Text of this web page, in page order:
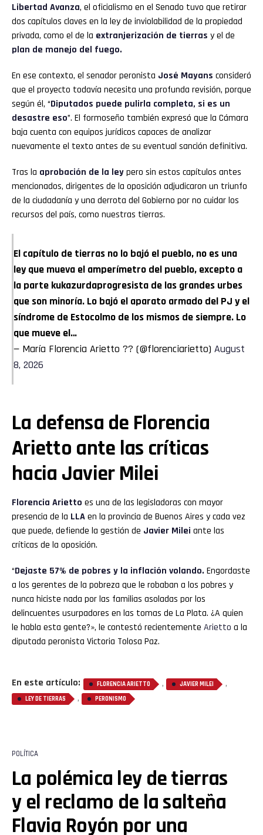
Libertad Avanza, el oficialismo en el Senado tuvo que retirar
dos capítulos claves en la ley de inviolabilidad de la propiedad
privada, como el de la extranjerización de tierras y el de
plan de manejo del fuego.
En ese contexto, el senador peronista José Mayans consideró
que el proyecto todavía necesita una profunda revisión, porque
según él, “Diputados puede pulirla completa, si es un
desastre eso”. El formoseño también expresó que la Cámara
baja cuenta con equipos jurídicos capaces de analizar
nuevamente el texto antes de su eventual sanción definitiva.
Tras la aprobación de la leypero sin estos capítulos antes
mencionados, dirigentes de la oposición adjudicaron un triunfo
de la ciudadanía y una derrota del Gobierno por no cuidar los
recursos del país, como nuestras tierras.
El capítulo de tierras no lo bajó el pueblo, no es una
ley que mueva el amperímetro del pueblo, excepto a
la parte kukazurdaprogresista de las grandes urbes
que son minoría. Lo bajó el aparato armado del PJ y el
síndrome de Estocolmo de los mismos de siempre. Lo
que mueve el…
— María Florencia Arietto ?? (@florenciarietto) August
8, 2026
La defensa de Florencia
Arietto ante las críticas
hacia Javier Milei
Florencia Arietto es una de las legisladoras con mayor
presencia de la LLAen la provincia de Buenos Aires y cada vez
que puede, defiende la gestión de Javier Milei ante las
críticas de la oposición.
“Dejaste 57% de pobres y la inflación volando. Engordaste
a los gerentes de la pobreza que le robaban a los pobres y
nunca hiciste nada por las familias asoladas por los
delincuentes usurpadores en las tomas de La Plata. ¿A quien
le habla esta gente?», le contestó recientemente Arietto a la
diputada peronista Victoria Tolosa Paz.
En este artículo: FLORENCIA ARIETTO , JAVIER MILEI ,
LEY DE TIERRAS , PERONISMO
POLÍTICA
La polémica ley de tierras
y el reclamo de la salteña
Flavia Royón por una